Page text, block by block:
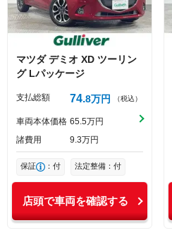
マツダ デミオ XD ツーリン
グ Lパッケージ
支払総額 74 8万円 （税込）
車両本体価格 65 5万円
諸費用
9 3万円
保証 ：付 法定整備：付
店頭で車両を確認する